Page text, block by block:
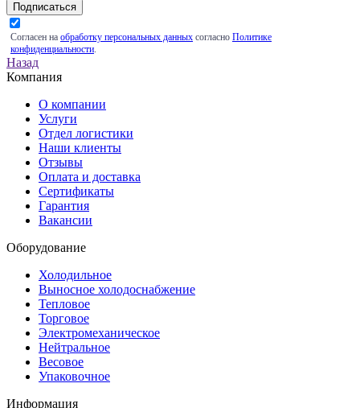
Подписаться
Согласен на обработку персональных данных согласно Политике
конфиденциальности.
Назад
Компания
О компании
Услуги
Отдел логистики
Наши клиенты
Отзывы
Оплата и доставка
Сертификаты
Гарантия
Вакансии
Оборудование
Холодильное
Выносное холодоснабжение
Тепловое
Торговое
Электромеханическое
Нейтральное
Весовое
Упаковочное
Информация